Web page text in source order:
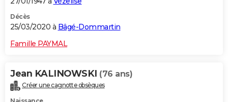
Décès
25/03/2020 à Bâgé-Dommartin
Famille PAYMAL
Jean KALINOWSKI (76 ans)
Créer une cagnotte obsèques